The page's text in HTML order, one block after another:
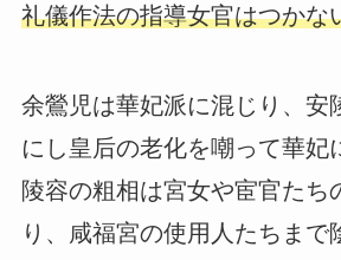
礼儀作法の指導女官はつかな
余鶯児は華妃派に混じり、安
にし皇后の老化を嘲って華妃
陵容の粗相は宮女や宦官たち
り、咸福宮の使用人たちまで